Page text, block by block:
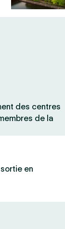
des centres
de la
en